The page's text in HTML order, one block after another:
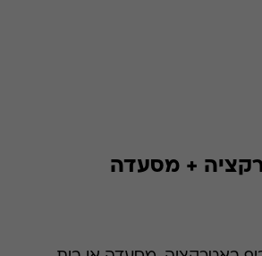
+ מסעדה